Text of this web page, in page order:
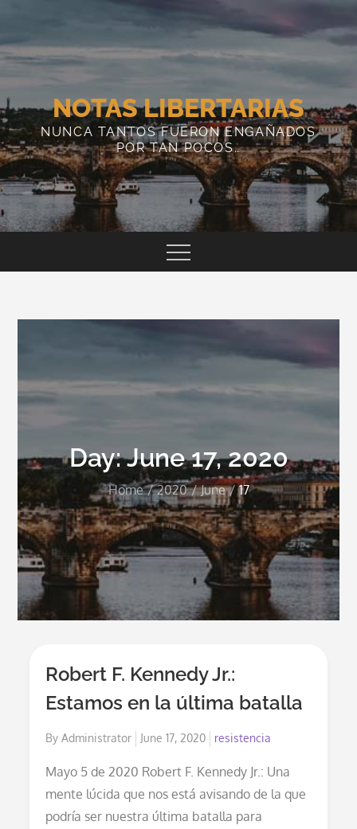
content
NOTAS LIBERTARIAS
NUNCA TANTOS FUERON ENGAÑADOS
POR TAN POCOS…
Day:June 17, 2020
Home 2020 June 17
Robert F. Kennedy Jr.:
Estamos en la última batalla
ByAdministrator
Posted
June 17, 2020 resistencia
Mayo 5 de 2020 Robert F. Kennedy Jr.: Una
mente lúcida que nos está avisando de la que
podría ser nuestra última batalla para